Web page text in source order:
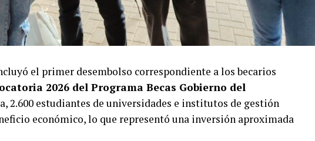
de formación académica, mediante becas de grado y post
taiwanesas, constituyen un regalo que agradecen.
académico, científico, tecnológico, cultural y humano,
el primer desembolso correspondiente a los becarios
2026 del Programa Becas Gobierno del
2.600 estudiantes de universidades e institutos de gestión
económico, lo que representó una inversión aproximada